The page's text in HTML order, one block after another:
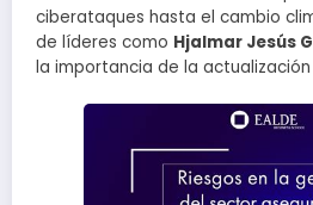
ciberataques hasta el cambio
de líderes como Hjalmar Jesús
la importancia de la